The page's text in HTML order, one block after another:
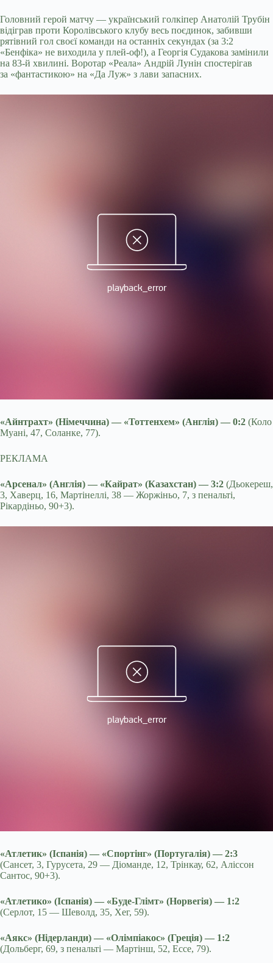
Головний герой матчу — український голкіпер Анатолій Трубін
відіграв проти Королівського клубу весь поєдинок, забивши
рятівний гол своєї команди на останніх секундах (за 3:2
«Бенфіка» не виходила у плей-оф!), а Георгія Судакова замінили
на 83-й хвилині. Воротар «Реала» Андрій Лунін спостерігав
за «фантастикою» на «Да Луж» з лави запасних.
«Айнтрахт» (Німеччина) — «Тоттенхем» (Англія) — 0:2 (Коло
Муані, 47, Соланке, 77).
РЕКЛАМА
«Арсенал» (Англія) — «Кайрат» (Казахстан) — 3:2 (Дьокереш,
3, Хаверц, 16, Мартінеллі, 38 — Жоржіньо, 7, з пенальті,
Рікардіньо, 90+3).
«Атлетик» (Іспанія) — «Спортінг» (Португалія) — 2:3
(Сансет, 3, Гурусета, 29 — Діоманде, 12, Трінкау, 62, Аліссон
Сантос, 90+3).
«Атлетико» (Іспанія) — «Буде-Глімт» (Норвегія) — 1:2
(Серлот, 15 — Шеволд, 35, Хег, 59).
«Аякс» (Нідерланди) — «Олімпіакос» (Греція) — 1:2
(Дольберг, 69, з пенальті — Мартінш, 52, Ессе, 79).